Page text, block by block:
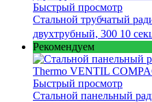
Быстрый просмотр
Стальной трубчатый
двухтрубный, 300 10
Рекомендуем
Быстрый просмотр
Стальной панельный